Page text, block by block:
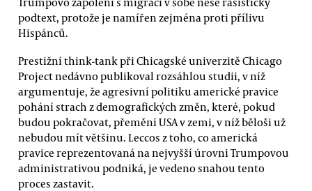
podtext, protože je namířen zejména proti přílivu
Hispánců.
Prestižní think-tank při Chicagské univerzitě Chicago
Project nedávno publikoval rozsáhlou studii, v níž
argumentuje, že agresivní politiku americké pravice
pohání strach z demografických změn, které, pokud
budou pokračovat, přemění USA v zemi, v níž běloši už
nebudou mít většinu. Leccos z toho, co americká
pravice reprezentovaná na nejvyšší úrovni Trumpovou
administrativou podniká, je vedeno snahou tento
proces zastavit.